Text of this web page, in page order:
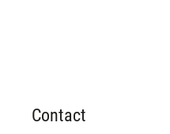
Contact